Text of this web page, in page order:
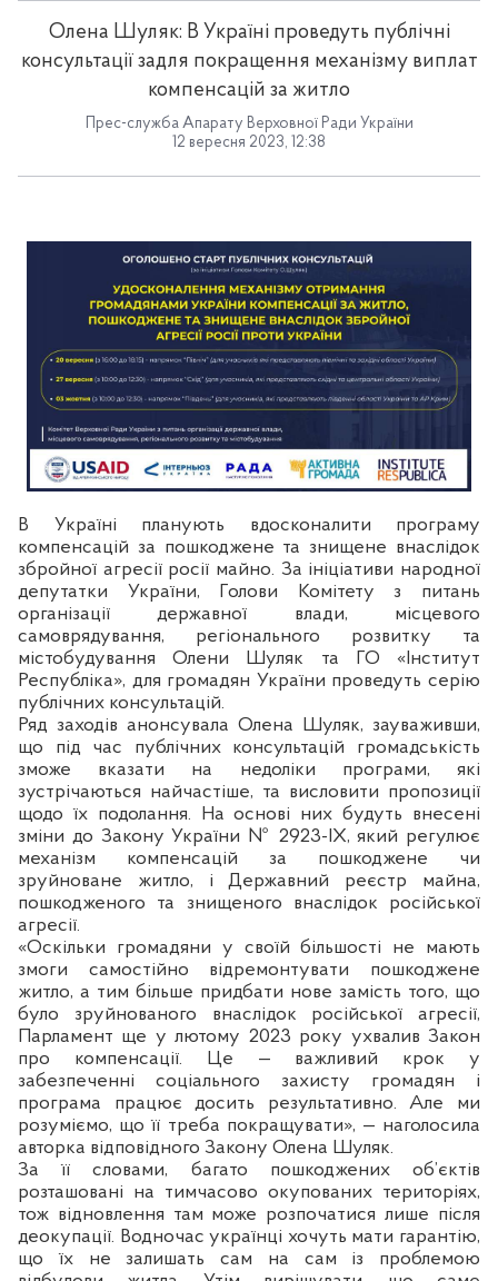
Олена Шуляк: В Україні проведуть публічні
консультації задля покращення механізму виплат
компенсацій за житло
Прес-служба Апарату Верховної Ради України
12 вересня 2023, 12:38
В Україні планують вдосконалити програму
компенсацій за пошкоджене та знищене внаслідок
збройної агресії росії майно. За ініціативи народної
депутатки України, Голови Комітету з питань
організації державної влади, місцевого
самоврядування, регіонального розвитку та
містобудування Олени Шуляк та ГО «Інститут
Республіка», для громадян України проведуть серію
публічних консультацій.
Ряд заходів анонсувала Олена Шуляк, зауваживши,
що під час публічних консультацій громадськість
зможе вказати на недоліки програми, які
зустрічаються найчастіше, та висловити пропозиції
щодо їх подолання. На основі них будуть внесені
зміни до Закону України № 2923-IX, який регулює
механізм компенсацій за пошкоджене чи
зруйноване житло, і Державний реєстр майна,
пошкодженого та знищеного внаслідок російської
агресії.
«Оскільки громадяни у своїй більшості не мають
змоги самостійно відремонтувати пошкоджене
житло, а тим більше придбати нове замість того, що
було зруйнованого внаслідок російської агресії,
Парламент ще у лютому 2023 року ухвалив Закон
про компенсації. Це — важливий крок у
забезпеченні соціального захисту громадян і
програма працює досить результативно. Але ми
розуміємо, що її треба покращувати», — наголосила
авторка відповідного Закону Олена Шуляк.
За її словами, багато пошкоджених об’єктів
розташовані на тимчасово окупованих територіях,
тож відновлення там може розпочатися лише після
деокупації. Водночас українці хочуть мати гарантію,
що їх не залишать сам на сам із проблемою